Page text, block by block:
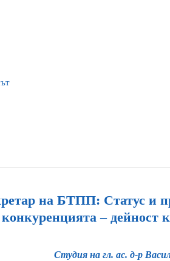
на БТПП: Статус и
– дейност
Студия на гл. ас. д-р